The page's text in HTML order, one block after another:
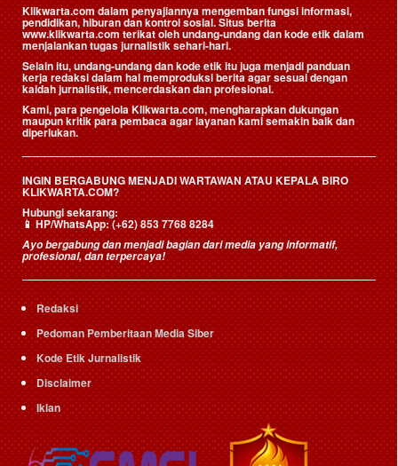
Klikwarta.com dalam penyajiannya mengemban fungsi informasi,
pendidikan, hiburan dan kontrol sosial. Situs berita
www.klikwarta.com terikat oleh undang-undang dan kode etik dalam
menjalankan tugas jurnalistik sehari-hari.
Selain itu, undang-undang dan kode etik itu juga menjadi panduan
kerja redaksi dalam hal memproduksi berita agar sesuai dengan
kaidah jurnalistik, mencerdaskan dan profesional.
Kami, para pengelola Klikwarta.com, mengharapkan dukungan
maupun kritik para pembaca agar layanan kami semakin baik dan
diperlukan.
INGIN BERGABUNG MENJADI WARTAWAN ATAU KEPALA BIRO
KLIKWARTA.COM?
Hubungi sekarang:
📱HP/WhatsApp:(+62) 853 7768 8284
Ayo bergabung dan menjadi bagian dari media yang informatif,
profesional, dan terpercaya!
Redaksi
Pedoman Pemberitaan Media Siber
Kode Etik Jurnalistik
Disclaimer
Iklan